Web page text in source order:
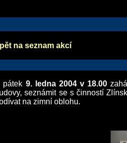
na seznam akcí
pátek 9. ledna 2004 v 18.00
seznámit se s činností
na zimní oblohu.